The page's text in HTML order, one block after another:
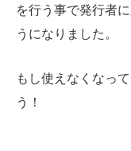
を行う事で発行者
うになりました。
もし使えなくなっ
う！